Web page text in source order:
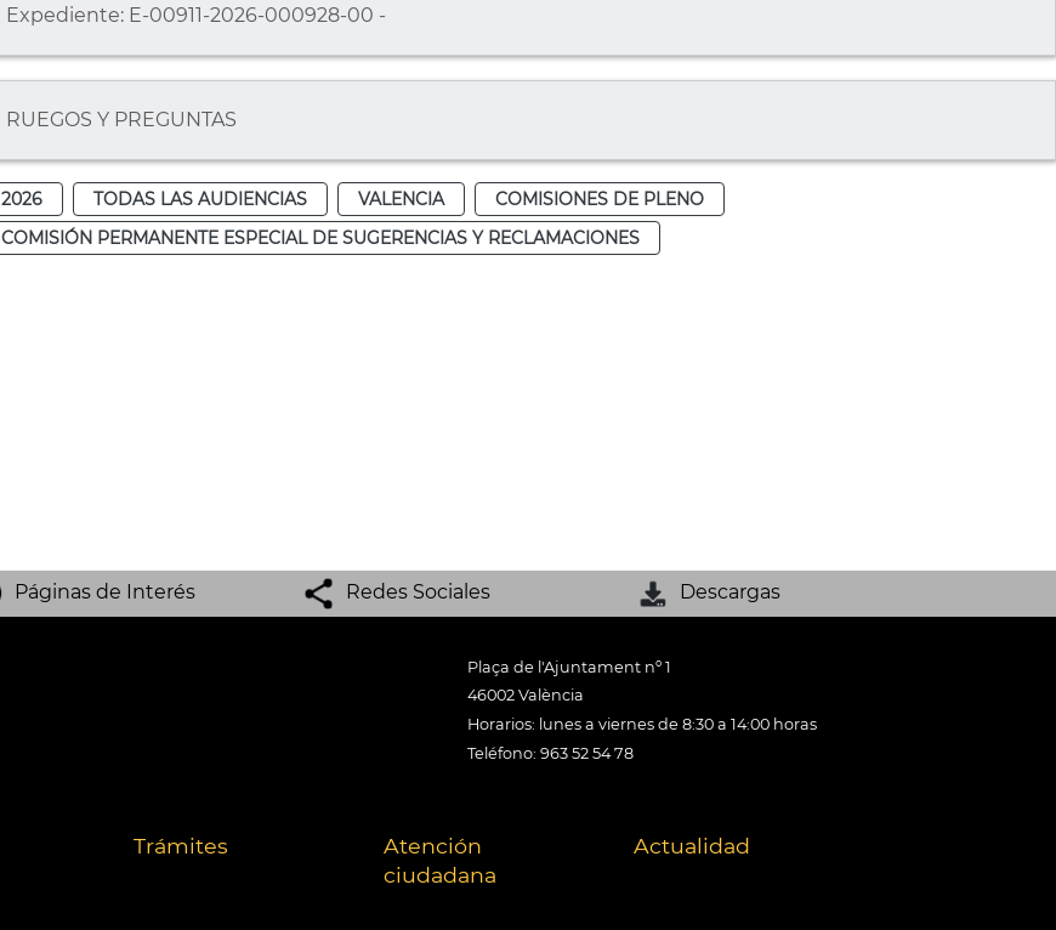
Expediente: E-00911-2026-000928-00 -
RUEGOS Y PREGUNTAS
2026 TODAS LAS AUDIENCIAS VALENCIA
COMISIONES DE PLENO
COMISIÓN PERMANENTE ESPECIAL DE SUGERENCIAS Y RECLAMACIONES
Páginas de Interés Redes Sociales Descargas
Plaça de l'Ajuntament nº 1
46002 València
Horarios: lunes a viernes de 8:30 a 14:00 horas
Teléfono: 963 52 54 78
Trámites
Atención
ciudadana
Actualidad